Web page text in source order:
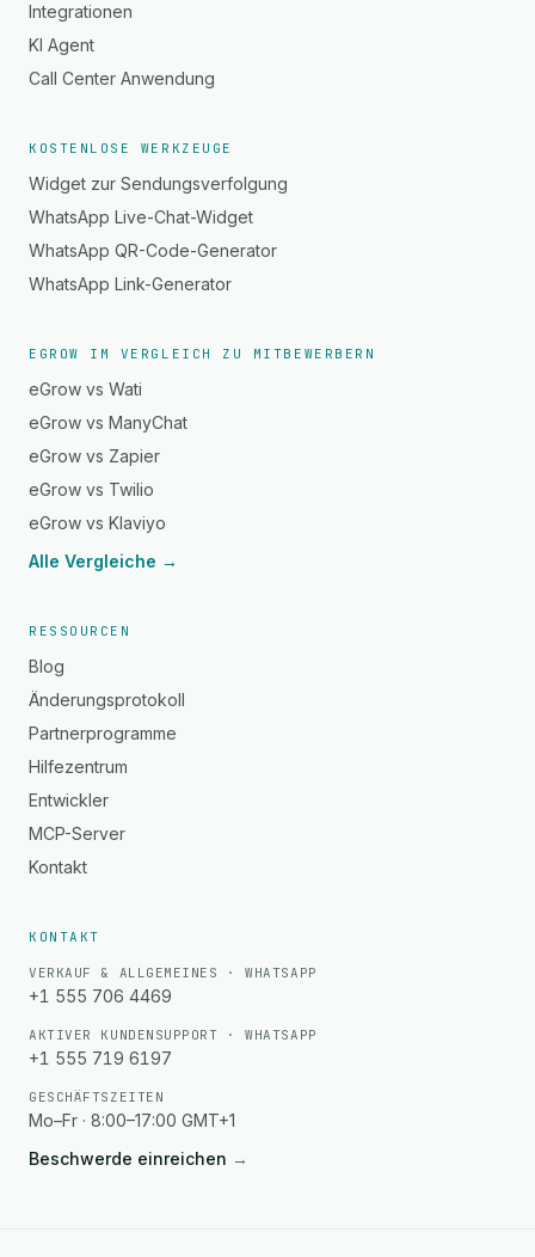
Integrationen
KI Agent
Call Center Anwendung
KOSTENLOSE WERKZEUGE
Widget zur Sendungsverfolgung
WhatsApp Live-Chat-Widget
WhatsApp QR-Code-Generator
WhatsApp Link-Generator
EGROW IM VERGLEICH ZU MITBEWERBERN
eGrow vs Wati
eGrow vs ManyChat
eGrow vs Zapier
eGrow vs Twilio
eGrow vs Klaviyo
Alle Vergleiche →
RESSOURCEN
Blog
Änderungsprotokoll
Partnerprogramme
Hilfezentrum
Entwickler
MCP-Server
Kontakt
KONTAKT
VERKAUF & ALLGEMEINES · WHATSAPP
+1 555 706 4469
AKTIVER KUNDENSUPPORT · WHATSAPP
+1 555 719 6197
GESCHÄFTSZEITEN
Mo–Fr · 8:00–17:00 GMT+1
Beschwerde einreichen →